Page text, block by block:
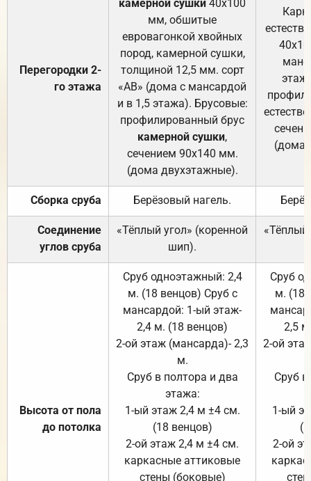
Перегородки 2-
го этажа
камерной сушки 40х100
мм, обшитые
евровагонкой хвойных
пород, камерной сушки,
толщиной 12,5 мм. сорт
«АВ» (дома с мансардой
и в 1,5 этажа). Брусовые:
профилированный брус
камерной сушки,
сечением 90х140 мм.
(дома двухэтажные).
(дома
Сборка сруба Берёзовый нагель.
Соединение
углов сруба
«Тёплый угол» (коренной
шип).
«Тёплый
Высота от пола
до потолка
Сруб одноэтажный: 2,4
м. (18 венцов) Сруб с
мансардой: 1-ый этаж-
2,4 м. (18 венцов)
2-ой этаж (мансарда)- 2,3
м.
Сруб в полтора и два
этажа:
1-ый этаж 2,4 м ±4 см.
(18 венцов)
2-ой этаж 2,4 м ±4 см.
каркасные аттиковые
стены (боковые)
Сруб
м. (18
2,5
2-ой
Сруб
1-ый
2-ой